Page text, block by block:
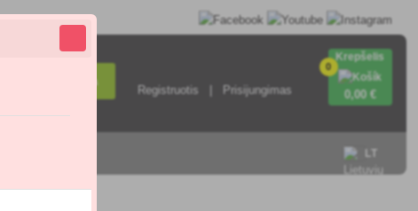
Paieška
Registruotis Prisijungimas
0
Krepšelis
0,00 €
LT